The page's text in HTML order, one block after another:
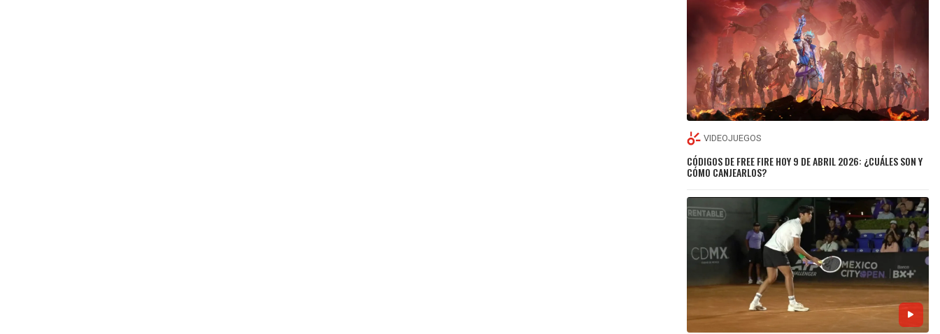
VIDEOJUEGOS
CÓDIGOS DE FREE FIRE HOY 9 DE ABRIL 2026: ¿CUÁLES SON Y
CÓMO CANJEARLOS?